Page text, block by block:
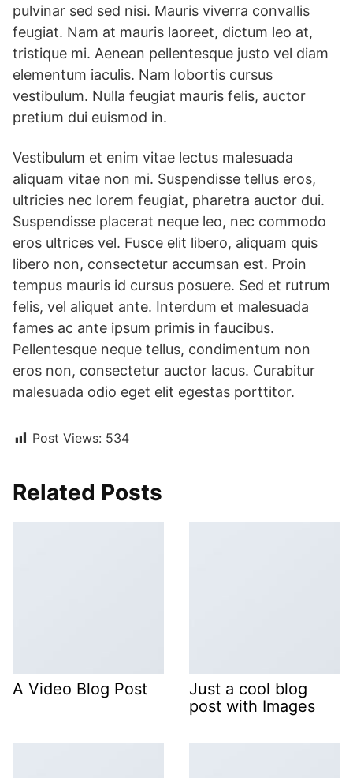
pulvinar sed sed nisi. Mauris viverra convallis
feugiat. Nam at mauris laoreet, dictum leo at,
tristique mi. Aenean pellentesque justo vel diam
elementum iaculis. Nam lobortis cursus
vestibulum. Nulla feugiat mauris felis, auctor
pretium dui euismod in.
Vestibulum et enim vitae lectus malesuada
aliquam vitae non mi. Suspendisse tellus eros,
ultricies nec lorem feugiat, pharetra auctor dui.
Suspendisse placerat neque leo, nec commodo
eros ultrices vel. Fusce elit libero, aliquam quis
libero non, consectetur accumsan est. Proin
tempus mauris id cursus posuere. Sed et rutrum
felis, vel aliquet ante. Interdum et malesuada
fames ac ante ipsum primis in faucibus.
Pellentesque neque tellus, condimentum non
eros non, consectetur auctor lacus. Curabitur
malesuada odio eget elit egestas porttitor.
Post Views: 534
Related Posts
A Video Blog Post
Just a cool blog
post with Images